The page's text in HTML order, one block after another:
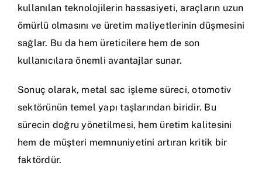
kullanılan teknolojilerin hassasiyeti, araçların uzun
ömürlü olmasını ve üretim maliyetlerinin düşmesini
sağlar. Bu da hem üreticilere hem de son
kullanıcılara önemli avantajlar sunar.
Sonuç olarak, metal sac işleme süreci, otomotiv
sektörünün temel yapı taşlarından biridir. Bu
sürecin doğru yönetilmesi, hem üretim kalitesini
hem de müşteri memnuniyetini artıran kritik bir
faktördür.